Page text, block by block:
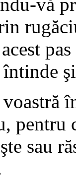
pentru
sau